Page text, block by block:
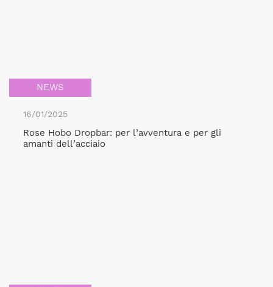
NEWS
16/01/2025
Rose Hobo Dropbar: per l’avventura e per gli
amanti dell’acciaio